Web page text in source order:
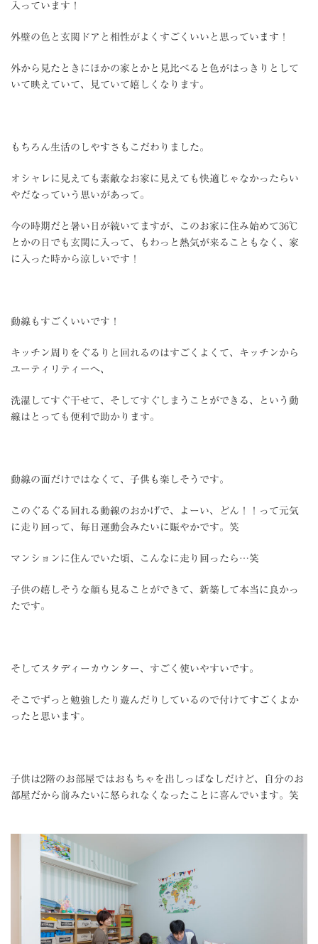
入っています！
外壁の色と玄関ドアと相性がよくすごくいいと思っています！
外から見たときにほかの家とかと見比べると色がはっきりとして
いて映えていて、見ていて嬉しくなります。
もちろん生活のしやすさもこだわりました。
オシャレに見えても素敵なお家に見えても快適じゃなかったらい
やだなっていう思いがあって。
今の時期だと暑い日が続いてますが、このお家に住み始めて36℃
とかの日でも玄関に入って、もわっと熱気が来ることもなく、家
に入った時から涼しいです！
動線もすごくいいです！
キッチン周りをぐるりと回れるのはすごくよくて、キッチンから
ユーティリティーへ、
洗濯してすぐ干せて、そしてすぐしまうことができる、という動
線はとっても便利で助かります。
動線の面だけではなくて、子供も楽しそうです。
このぐるぐる回れる動線のおかげで、よーい、どん！！って元気
に走り回って、毎日運動会みたいに賑やかです。笑
マンションに住んでいた頃、こんなに走り回ったら…笑
子供の嬉しそうな顔も見ることができて、新築して本当に良かっ
たです。
そしてスタディーカウンター、すごく使いやすいです。
そこでずっと勉強したり遊んだりしているので付けてすごくよか
ったと思います。
子供は2 階のお部屋ではおもちゃを出しっぱなしだけど、自分のお
部屋だから前みたいに怒られなくなったことに喜んでいます。笑